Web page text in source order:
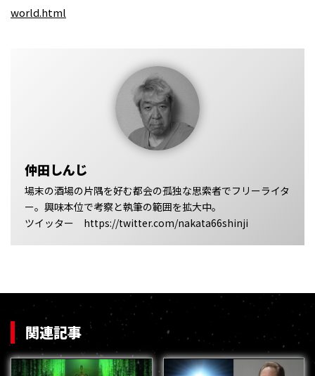
world.html
仲田しんじ
場末の酒場の片隅を好む都会の孤独な思索者でフリーライタ
ー。興味本位で考察と執筆の範囲を拡大中。
ツイッター https://twitter.com/nakata66shinji
関連記事